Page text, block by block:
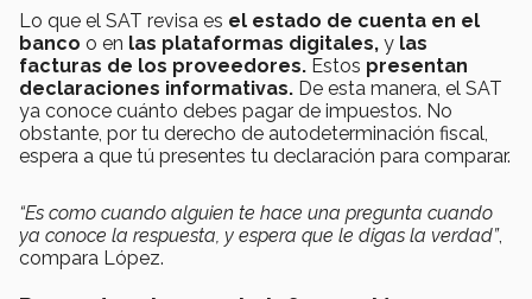
Lo que el SAT revisa es el estado de cuenta en el
banco o en las plataformas digitales, y las
facturas de los proveedores. Estos presentan
declaraciones informativas. De esta manera, el SAT
ya conoce cuánto debes pagar de impuestos. No
obstante, por tu derecho de autodeterminación fiscal,
espera a que tú presentes tu declaración para comparar.
“Es como cuando alguien te hace una pregunta cuando
ya conoce la respuesta, y espera que le digas la verdad”,
compara López.